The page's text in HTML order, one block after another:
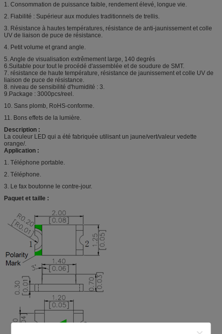
1. Consommation de puissance faible, rendement élevé, longue vie.
2. Fiabilité : Supérieur aux modules traditionnels de trellis.
3. Résistance à hautes températures, résistance de anti-jaunissement et colle
UV de liaison de puce de résistance.
4. Petit volume et grand angle.
5. Angle de visualisation extrêmement large, 140 degrés
6.Suitable pour tout le procédé d'assemblée et de soudure de SMT.
7. résistance de haute température, résistance de jaunissement et colle UV de
liaison de puce de résistance.
8. niveau de sensibilité d'humidité : 3.
9.Package : 3000pcs/reel.
10. Sans plomb, RoHS-conforme.
11. Bons effets de la lumière.
Description :
La couleur LED qui a été fabriquée utilisant un jaune/vert/valeur vedette
orange/.
Application :
1. Téléphone portable.
2. Téléphone.
3. Le fax boutonne le contre-jour.
Paquet et taille :